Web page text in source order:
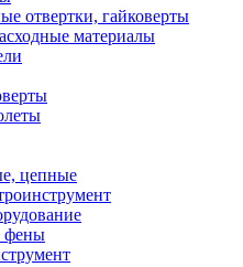
отвертки, гайковерты
материалы
цепные
фены